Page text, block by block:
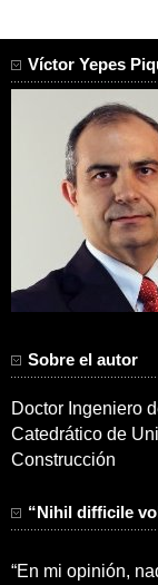
Víctor Yepes
Sobre el autor
Doctor Ingeniero
Catedrático de
Construcción
“Nihil difficile
“En mi opinión,